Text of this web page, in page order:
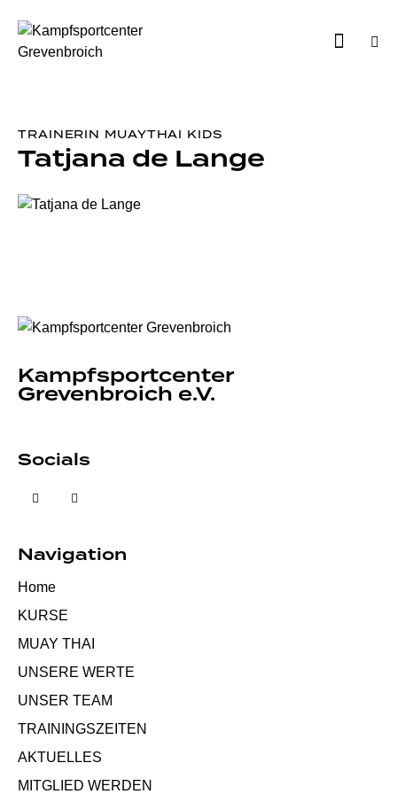
TRAINERIN MUAYTHAI KIDS
Tatjana de Lange
Kampfsportcenter
Grevenbroich e.V.
Socials
Navigation
Home
KURSE
MUAY THAI
UNSERE WERTE
UNSER TEAM
TRAININGSZEITEN
AKTUELLES
MITGLIED WERDEN